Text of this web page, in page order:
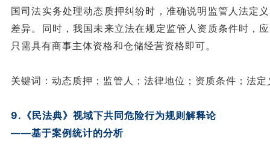
国司法实务处理动态质押纠纷时，准确说明监管人法定
差异。同时，我国未来立法在规定监管人资质条件时，
只需具有商事主体资格和仓储经营资格即可。
关键词：动态质押；监管人；法律地位；资质条件；法定
9.《民法典》视域下共同危险行为规则解释论
——基于案例统计的分析